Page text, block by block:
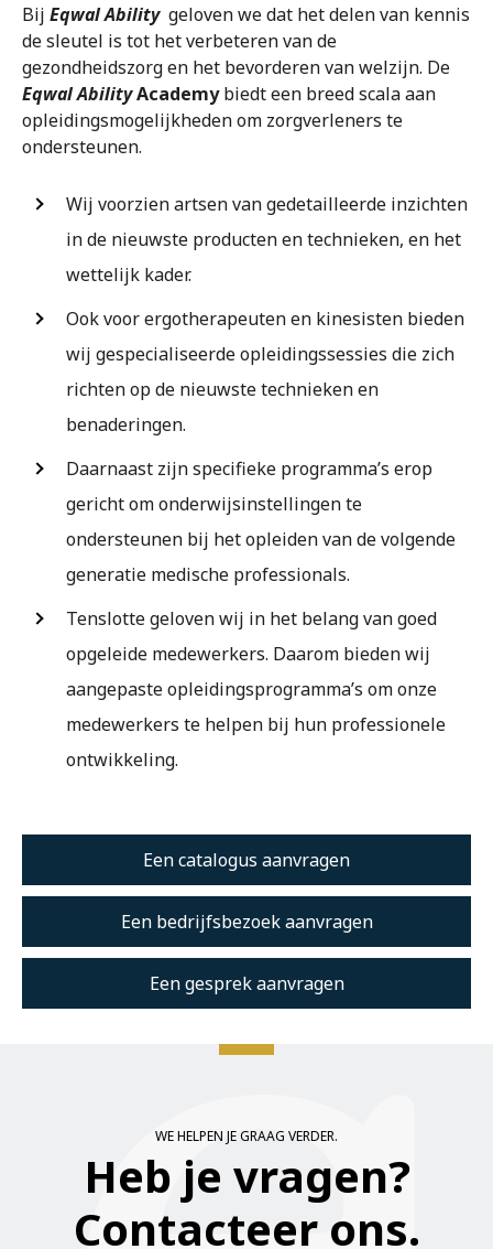
Bij Eqwal Abilitygeloven we dat het delen van kennis
de sleutel is tot het verbeteren van de
gezondheidszorg en het bevorderen van welzijn. De
Eqwal AbilityAcademybiedt een breed scala aan
opleidingsmogelijkheden om zorgverleners te
ondersteunen.
Wij voorzien artsen van gedetailleerde inzichten
in de nieuwste producten en technieken, en het
wettelijk kader.
Ook voor ergotherapeuten en kinesisten bieden
wij gespecialiseerde opleidingssessies die zich
richten op de nieuwste technieken en
benaderingen.
Daarnaast zijn specifieke programma’s erop
gericht om onderwijsinstellingen te
ondersteunen bij het opleiden van de volgende
generatie medische professionals.
Tenslotte geloven wij in het belang van goed
opgeleide medewerkers. Daarom bieden wij
aangepaste opleidingsprogramma’s om onze
medewerkers te helpen bij hun professionele
ontwikkeling.
Een catalogus aanvragen
Een bedrijfsbezoek aanvragen
Een gesprek aanvragen
WE HELPEN JE GRAAG VERDER.
Heb je vragen?
Contacteer ons.